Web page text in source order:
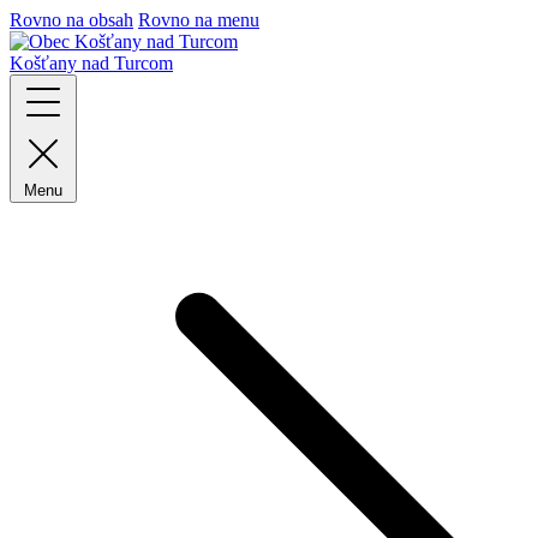
Rovno na obsah Rovno na menu
Košťany nad Turcom
Menu